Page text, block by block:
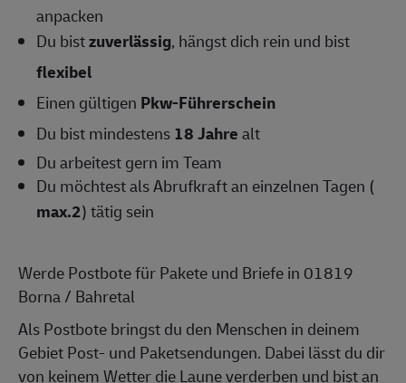
anpacken
Du bistzuverlässig, hängst dich rein und bist
flexibel
Einen gültigen Pkw-Führerschein
Du bist mindestens 18 Jahrealt
Du arbeitest gern im Team
Du möchtest als Abrufkraft an einzelnen Tagen (
max.2) tätig sein
Werde Postbote für Pakete und Briefe in 01819
Borna / Bahretal
Als Postbote bringst du den Menschen in deinem
Gebiet Post- und Paketsendungen. Dabei lässt du dir
von keinem Wetter die Laune verderben und bist an